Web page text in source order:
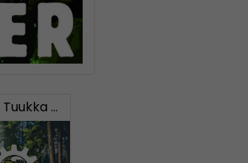
Tuukka Kuru of Sinimusta Liike